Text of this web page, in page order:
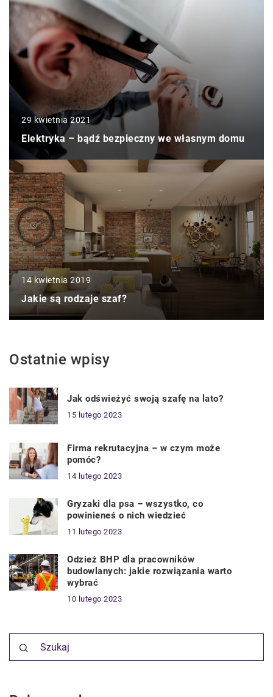
29 kwietnia 2021
Elektryka – bądź bezpieczny we własnym domu
14 kwietnia 2019
Jakie są rodzaje szaf?
Ostatnie wpisy
Jak odświeżyć swoją szafę na lato?
15 lutego 2023
Firma rekrutacyjna – w czym może
pomóc?
14 lutego 2023
Gryzaki dla psa – wszystko, co
powinieneś o nich wiedzieć
11 lutego 2023
Odzież BHP dla pracowników
budowlanych: jakie rozwiązania warto
wybrać
10 lutego 2023